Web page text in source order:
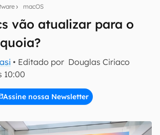
macOS
vão atualizar para o
• Editado por Douglas Ciriaco
10:00
Assine nossa Newsletter
sobre tecnologia em primeira
de Privacidade do Canaltech.